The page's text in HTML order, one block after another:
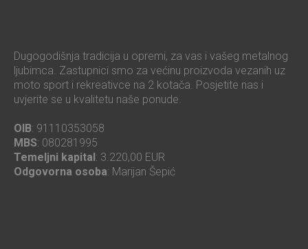
Dugogodišnja tradicija u opremi, za vas i vašeg metalnog
ljubimca. Zastupnici smo za većinu proizvoda vezanih uz
moto sport i rekreativce na 2 kotača. Posjetite nas i
uvjerite se u kvalitetu naše ponude.
OIB: 91110353058
MBS: 080281995
Temeljni kapital: 3.220,00 EUR
Odgovorna osoba: Marijan Šepić